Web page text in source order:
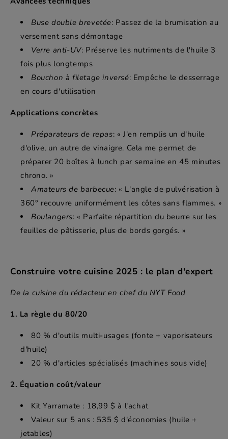
Buse double brevetée: Passez de la brumisation au
versement sans démontage
Verre anti-UV: Préserve les nutriments de l'huile 3
fois plus longtemps
Bouchon à filetage inversé: Empêche le desserrage
en cours d'utilisation
Applications concrètes
Préparateurs de repas: « J'en remplis un d'huile
d'olive, un autre de vinaigre. Cela me permet de
préparer 20 boîtes à lunch par semaine en 45 minutes
chrono. »
Amateurs de barbecue: « L'angle de pulvérisation à
360° recouvre uniformément les côtes sans flammes. »
Boulangers: « Parfaite répartition du beurre sur les
feuilles de pâtisserie, plus de bords gorgés. »
Construire votre cuisine 2025 : le plan d'expert
De la cuisine du rédacteur en chef du NYT Food
1. La règle du 80/20
80 % d'outils multi-usages (fonte + vaporisateurs
d'huile)
20 % d'articles spécialisés (machines sous vide)
2. Équation coût/valeur
Kit Yarramate : 18,99 $ à l'achat
Valeur sur 5 ans : 535 $ d'économies (huile +
jetables)